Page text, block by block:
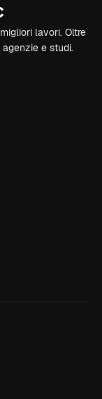
lavori. Oltre
agenzie e studi.